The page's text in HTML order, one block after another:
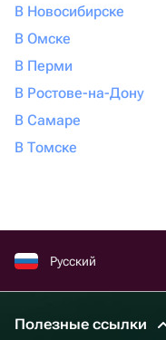
В Новосибирске
В Омске
В Перми
В Ростове-на-Дону
В Самаре
В Томске
Русский
Полезные ссылки